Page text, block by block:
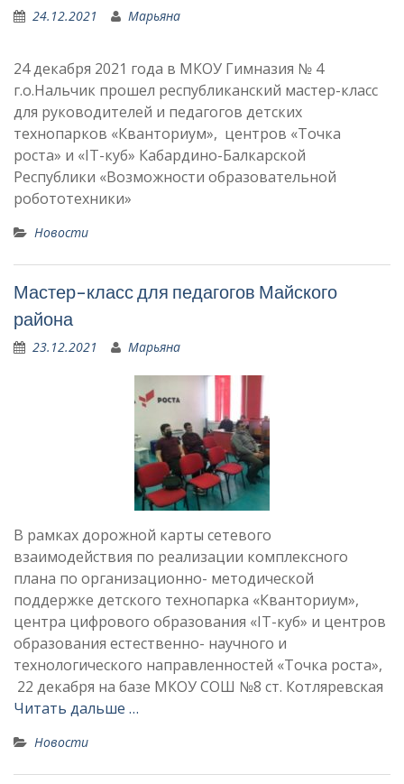
24.12.2021 Марьяна
24 декабря 2021 года в МКОУ Гимназия № 4
г.о.Нальчик прошел республиканский мастер-класс
для руководителей и педагогов детских
технопарков «Кванториум», центров «Точка
роста» и «IT-куб» Кабардино-Балкарской
Республики «Возможности образовательной
робототехники»
Новости
Мастер-класс для педагогов Майского
района
23.12.2021 Марьяна
В рамках дорожной карты сетевого
взаимодействия по реализации комплексного
плана по организационно- методической
поддержке детского технопарка «Кванториум»,
центра цифрового образования «IТ-куб» и центров
образования естественно- научного и
технологического направленностей «Точка роста»,
22 декабря на базе МКОУ СОШ №8 ст. Котляревская
Читать дальше …
Новости